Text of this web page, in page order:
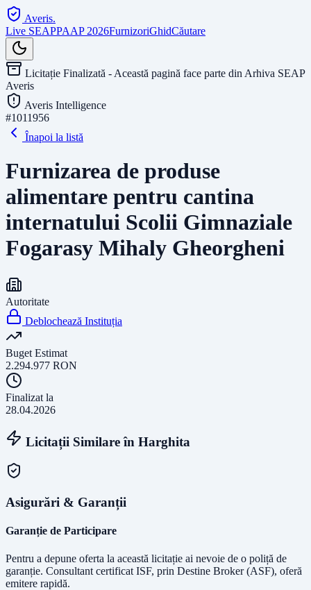
Averis.
Live SEAPPAAP 2026FurnizoriGhidCăutare
Licitație Finalizată - Această pagină face parte din Arhiva SEAP
Averis
Averis Intelligence
#1011956
Înapoi la listă
Furnizarea de produse
alimentare pentru cantina
internatului Scolii Gimnaziale
Fogarasy Mihaly Gheorgheni
Autoritate
Deblochează Instituția
Buget Estimat
2.294.977 RON
Finalizat la
28.04.2026
Licitații Similare în Harghita
Asigurări & Garanții
Garanție de Participare
Pentru a depune oferta la această licitație ai nevoie de o poliță de
garanție. Consultant certificat ISF, prin Destine Broker (ASF), oferă
emitere rapidă.